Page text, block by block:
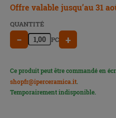
Offre valable jusqu’au 31
QUANTITÉ
− PC +
Ce produit peut être commandé en
shopfr@iperceramica.it.
Temporairement indisponible.